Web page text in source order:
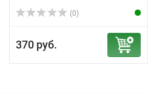
(0)
370 руб.